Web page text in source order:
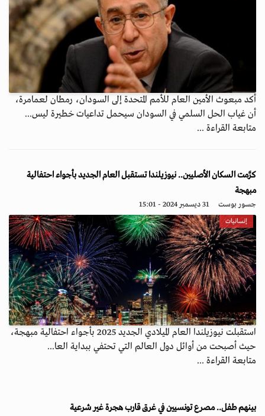
أكد مبعوث الأمين العام للأمم المتحدة إلى السودان، رمطان لعمامرة،
أن غياب الحل السلمي في السودان سيحمل تداعيات خطيرة ليس...
متابعة القراءة ...
كرَّمت السكان الأصليين.. نيوزيلندا تستقبل العام الجديد بأجواء احتفالية
مبهجة
جسور بوست 31 ديسمبر 2024 - 15:01
إنسانيات
استقبلت نيوزيلندا العام الميلادي الجديد 2025 بأجواء احتفالية مبهجة،
حيث أصبحت من أوائل دول العالم التي تحتفي ببداية العا...
متابعة القراءة ...
بينهم طفل.. مصرع تونسيين في غرق قارب هجرة غير شرعية